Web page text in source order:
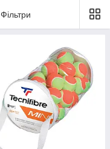
Фільтри